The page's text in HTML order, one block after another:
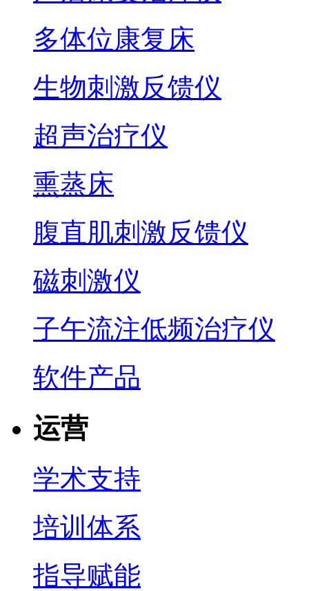
多体位康复床
生物刺激反馈仪
超声治疗仪
熏蒸床
腹直肌刺激反馈仪
磁刺激仪
子午流注低频治疗仪
软件产品
运营
学术支持
培训体系
指导赋能